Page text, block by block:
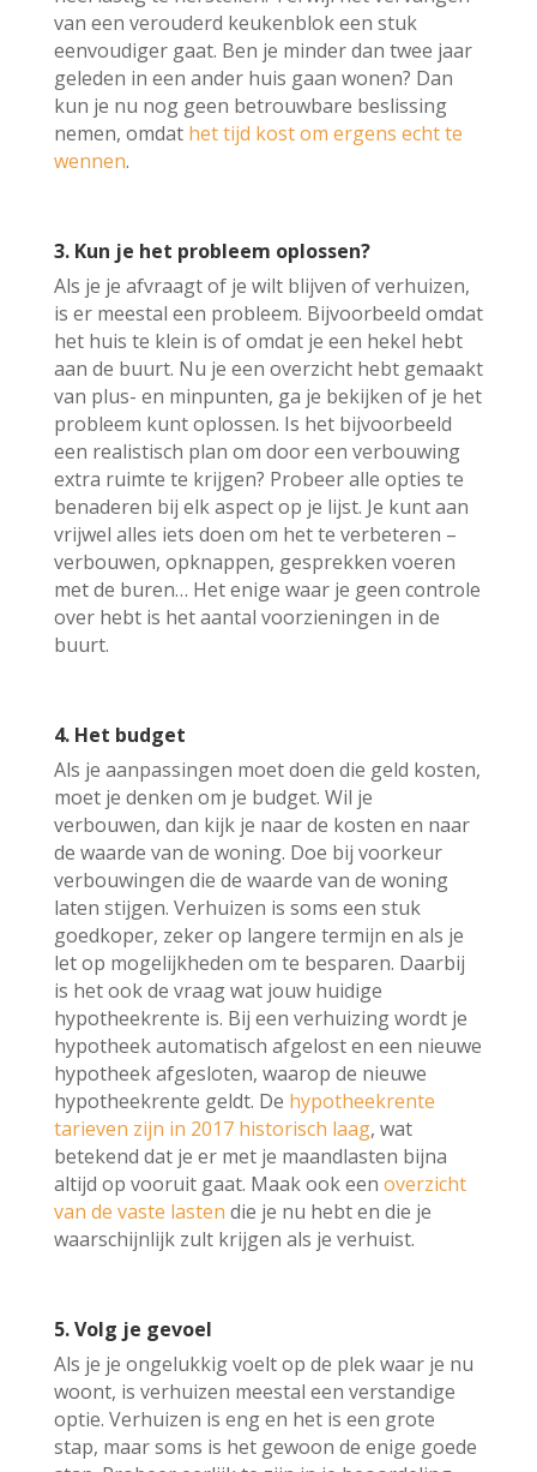
van een verouderd keukenblok een stuk
eenvoudiger gaat. Ben je minder dan twee jaar
geleden in een ander huis gaan wonen? Dan
kun je nu nog geen betrouwbare beslissing
nemen, omdat het tijd kost om ergens echt te
wennen.
3. Kun je het probleem oplossen?
Als je je afvraagt of je wilt blijven of verhuizen,
is er meestal een probleem. Bijvoorbeeld omdat
het huis te klein is of omdat je een hekel hebt
aan de buurt. Nu je een overzicht hebt gemaakt
van plus- en minpunten, ga je bekijken of je het
probleem kunt oplossen. Is het bijvoorbeeld
een realistisch plan om door een verbouwing
extra ruimte te krijgen? Probeer alle opties te
benaderen bij elk aspect op je lijst. Je kunt aan
vrijwel alles iets doen om het te verbeteren –
verbouwen, opknappen, gesprekken voeren
met de buren… Het enige waar je geen controle
over hebt is het aantal voorzieningen in de
buurt.
4. Het budget
Als je aanpassingen moet doen die geld kosten,
moet je denken om je budget. Wil je
verbouwen, dan kijk je naar de kosten en naar
de waarde van de woning. Doe bij voorkeur
verbouwingen die de waarde van de woning
laten stijgen. Verhuizen is soms een stuk
goedkoper, zeker op langere termijn en als je
let op mogelijkheden om te besparen. Daarbij
is het ook de vraag wat jouw huidige
hypotheekrente is. Bij een verhuizing wordt je
hypotheek automatisch afgelost en een nieuwe
hypotheek afgesloten, waarop de nieuwe
hypotheekrente geldt. De hypotheekrente
tarieven zijn in 2017 historisch laag, wat
betekend dat je er met je maandlasten bijna
altijd op vooruit gaat. Maak ook een overzicht
van de vaste lasten die je nu hebt en die je
waarschijnlijk zult krijgen als je verhuist.
5. Volg je gevoel
Als je je ongelukkig voelt op de plek waar je nu
woont, is verhuizen meestal een verstandige
optie. Verhuizen is eng en het is een grote
stap, maar soms is het gewoon de enige goede